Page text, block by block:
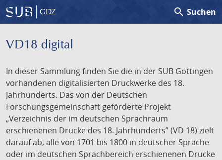
GDZ search Suchen
VD18 digital
In dieser Sammlung finden Sie die in der SUB Göttingen
vorhandenen digitalisierten Druckwerke des 18.
Jahrhunderts. Das von der Deutschen
Forschungsgemeinschaft geförderte Projekt
„Verzeichnis der im deutschen Sprachraum
erschienenen Drucke des 18. Jahrhunderts” (VD 18) zielt
darauf ab, alle von 1701 bis 1800 in deutscher Sprache
oder im deutschen Sprachbereich erschienenen Drucke